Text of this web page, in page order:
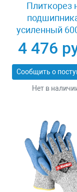
Плиткорез
усиленный
Stayer PROFI
4 476
Нет в